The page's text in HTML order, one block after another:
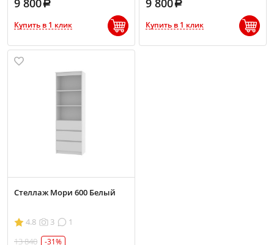
9 800
Купить в 1 клик
9 800
Купить в 1 клик
Стеллаж Мори 600 Белый
4.8 3
1
13 840
-31%